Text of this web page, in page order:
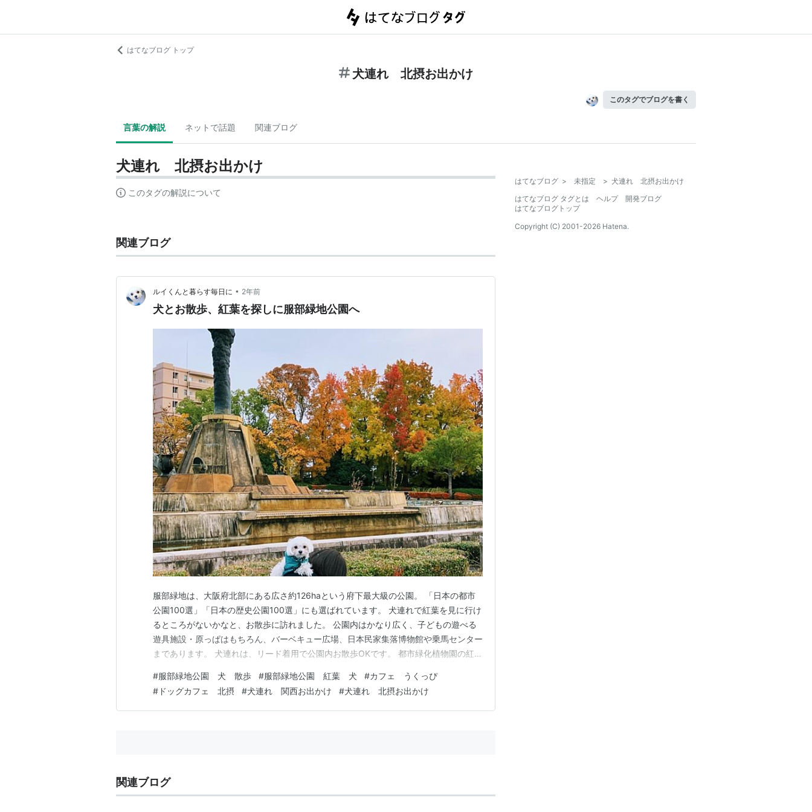
はてなブログ トップ
犬連れ 北摂お出かけ
このタグでブログを書く
言葉の解説 ネットで話題 関連ブログ
犬連れ 北摂お出かけ
このタグの解説について
関連ブログ
ルイくんと暮らす毎日に • 2年前
犬とお散歩、紅葉を探しに服部緑地公園へ
服部緑地は、大阪府北部にある広さ約126haという府下最大級の公園。 「日本の都市
公園100選」「日本の歴史公園100選」にも選ばれています。 犬連れで紅葉を見に行け
るところがないかなと、お散歩に訪れました。 公園内はかなり広く、子どもの遊べる
遊具施設・原っぱはもちろん、バーベキュー広場、日本民家集落博物館や乗馬センター
まであります。 犬連れは、リード着用で公園内お散歩OKです。 都市緑化植物園の紅葉
豊かな公園、東中央広場の自然な紅葉～黄葉～緑葉のグラデーションが美しかったで
す。 街の真ん中にある公園だということを忘…
#服部緑地公園 犬 散歩 #服部緑地公園 紅葉 犬 #カフェ うくっぴ
# ドッグカフェ 北摂 #犬連れ 関西お出かけ #犬連れ 北摂お出かけ
関連ブログ
はてなブログ > 未指定 > 犬連れ 北摂お出かけ
はてなブログ タグとは
ヘルプ
開発ブログ
はてなブログトップ
Copyright (C) 2001-2026 Hatena.